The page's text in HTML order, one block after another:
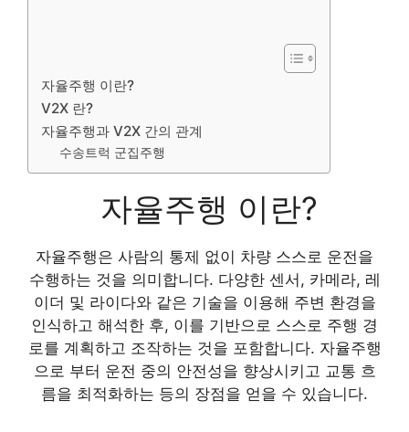
자율주행 이란?
V2X 란?
자율주행과 V2X 간의 관계
수송트럭 군집주행
자율주행 이란?
자율주행은 사람의 통제 없이 차량 스스로 운전을
수행하는 것을 의미합니다. 다양한 센서, 카메라, 레
이더 및 라이다와 같은 기술을 이용해 주변 환경을
인식하고 해석한 후, 이를 기반으로 스스로 주행 경
로를 계획하고 조작하는 것을 포함합니다. 자율주행
으로 부터 운전 중의 안전성을 향상시키고 교통 흐
름을 최적화하는 등의 장점을 얻을 수 있습니다.